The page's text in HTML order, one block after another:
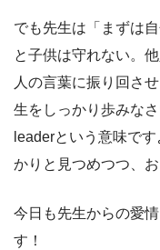
でも先生は「まずは
と子供は守れない。
人の言葉に振り回さ
生をしっかり歩みな
leaderという意味で
かりと見つめつつ、
今日も先生からの愛
す！